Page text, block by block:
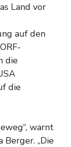
Land vor
auf den
die
die
warnt
Berger. „Die